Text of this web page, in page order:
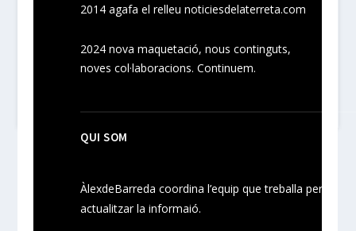
2014 agafa el relleu noticiesdelaterreta.com
2024nova maquetació, nouscontinguts,
novescol·laboracions. Continuem.
QUI SOM
ÀlexdeBarreda coordina l’equip que treballa per
actualitzar la informaió.